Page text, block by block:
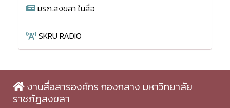
มรภ.สงขลา ในสื่อ
SKRU RADIO
งานสื่อสารองค์กร กองกลาง มหาวิทยาลัย
ราชภัฏสงขลา